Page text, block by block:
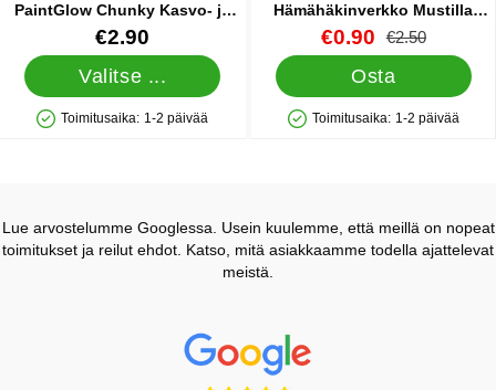
PaintGlow Chunky Kasvo- ja
Vartalokimalle Fantasy
Mermazy
Tuote.nro 24617
€2.90
Valitse ...
Saatavuus: Varastossa
Toimitusaika: 1-2 päivää
Hämähäkinverkko Mustilla
Hämähäkeillä 40g
Tuote.nro 38697
uusi hinta
€0.90 vanha hinta
€2.50
Osta
Saatavuus: Varastossa
Toimitusaika: 1-2 päivää
Lue arvostelumme Googlessa. Usein kuulemme, että meillä on nopeat
toimitukset ja reilut ehdot. Katso, mitä asiakkaamme todella ajattelevat
meistä.
Prisjakt Arvostelu: 4.7 Tähdet